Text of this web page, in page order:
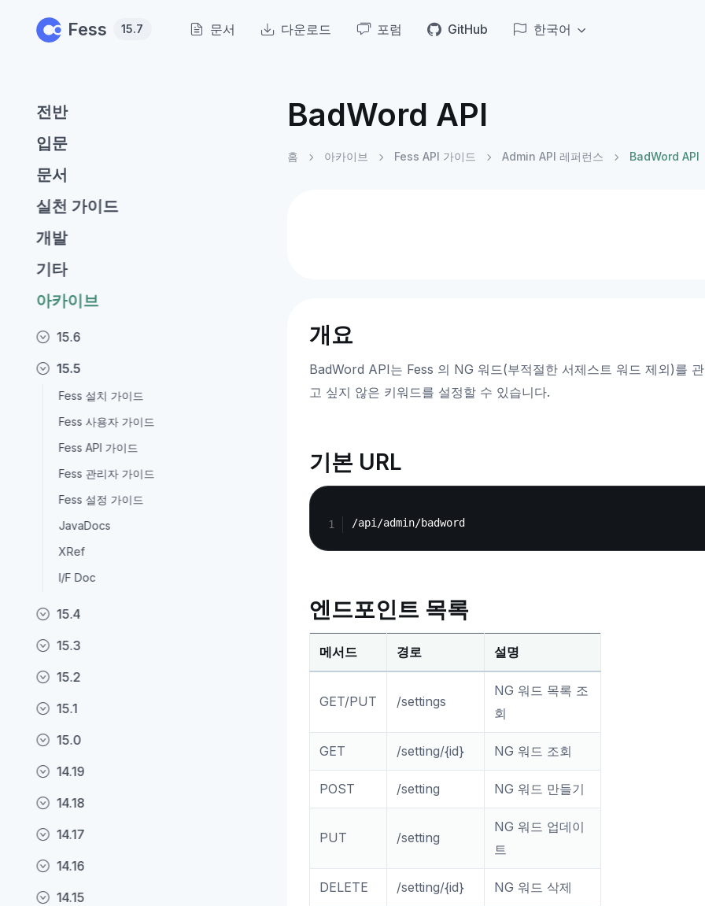
Fess 15.7 문서 다운로드 포럼 GitHub 한국어
전반
입문
문서
실천 가이드
개발
기타
아카이브
15.6
15.5
Fess 설치 가이드
Fess 사용자 가이드
Fess API 가이드
Fess 관리자 가이드
Fess 설정 가이드
JavaDocs
XRef
I/F Doc
15.4
15.3
15.2
15.1
15.0
14.19
14.18
14.17
14.16
14.15
BadWord API
홈 아카이브 Fess API 가이드 Admin API 레퍼런스 BadWord API
개요
BadWord API는 Fess 의 NG 워드(부적절한 서제스트 워드 제외)를
고 싶지 않은 키워드를 설정할 수 있습니다.
기본 URL
엔드포인트 목록
메서드 경로 설명
GET/PUT /settings
NG 워드 목록 조
회
GET /setting/{id} NG 워드 조회
POST /setting NG 워드 만들기
PUT /setting
NG 워드 업데이
트
DELETE /setting/{id} NG 워드 삭제